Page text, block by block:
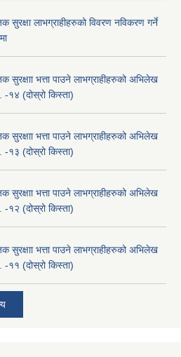
सुरक्षा लाभग्राहीहरुको विवरण नविकरण गर्ने
सुरक्षाा भत्ता पाउने लाभग्राहीहरुको अभिलेख
-१४ (दोस्रो किस्ता)
सुरक्षाा भत्ता पाउने लाभग्राहीहरुको अभिलेख
-१३ (दोस्रो किस्ता)
सुरक्षाा भत्ता पाउने लाभग्राहीहरुको अभिलेख
-१२ (दोस्रो किस्ता)
सुरक्षाा भत्ता पाउने लाभग्राहीहरुको अभिलेख
-११ (दोस्रो किस्ता)